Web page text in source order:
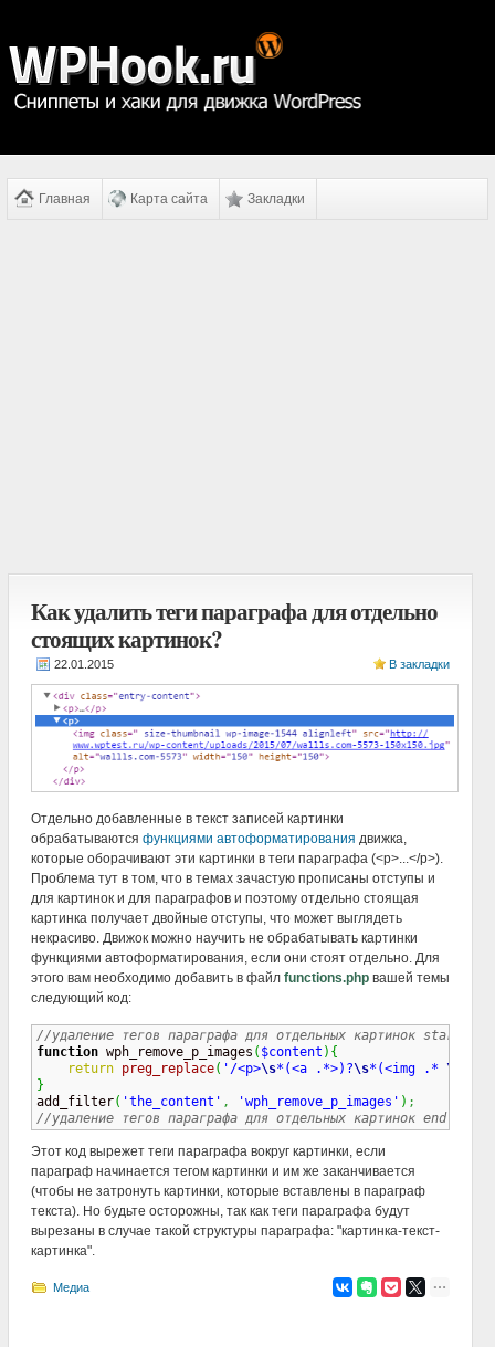
Главная Карта сайта Закладки
Как удалить теги параграфа для отдельно
стоящих картинок?
В закладки
Отдельно добавленные в текст записей картинки
обрабатываются функциями автоформатирования движка,
которые оборачивают эти картинки в теги параграфа (<p>...</p>).
Проблема тут в том, что в темах зачастую прописаны отступы и
для картинок и для параграфов и поэтому отдельно стоящая
картинка получает двойные отступы, что может выглядеть
некрасиво. Движок можно научить не обрабатывать картинки
функциями автоформатирования, если они стоят отдельно. Для
этого вам необходимо добавить в файл functions.phpвашей темы
следующий код:
//удаление тегов параграфа для отдельных картинок start
function wph_remove_p_images ( $content ) {
return preg_replace( '/<p>\s*(<a .*>)?\s*(<img .* \/
}
add_filter( 'the_content' , 'wph_remove_p_images' ) ;
//удаление тегов параграфа для отдельных картинок end
Этот код вырежет теги параграфа вокруг картинки, если
параграф начинается тегом картинки и им же заканчивается
(чтобы не затронуть картинки, которые вставлены в параграф
текста). Но будьте осторожны, так как теги параграфа будут
вырезаны в случае такой структуры параграфа: "картинка-текст-
картинка".
Медиа